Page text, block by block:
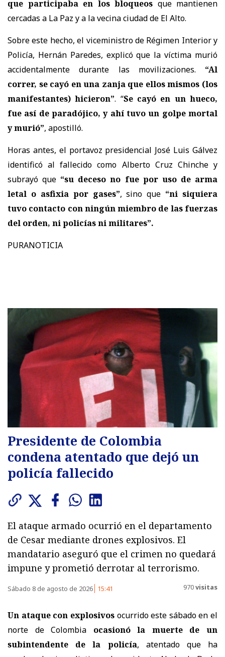
que participaba en los bloqueos que mantienen
cercadas a La Paz y a la vecina ciudad de El Alto.
Sobre este hecho, el viceministro de Régimen Interior y
Policía, Hernán Paredes, explicó que la víctima murió
accidentalmente durante las movilizaciones. “Al
correr, se cayó en una zanja que ellos mismos (los
manifestantes) hicieron”. “Se cayó en un hueco,
fue así de paradójico, y ahí tuvo un golpe mortal
y murió”, apostilló.
Horas antes, el portavoz presidencial José Luis Gálvez
identificó al fallecido como Alberto Cruz Chinche y
subrayó que “su deceso no fue por uso de arma
letal o asfixia por gases”, sino que “ni siquiera
tuvo contacto con ningún miembro de las fuerzas
del orden, ni policías ni militares”.
PURANOTICIA
Presidente de Colombia
condena atentado que dejó un
policía fallecido
El ataque armado ocurrió en el departamento
de Cesar mediante drones explosivos. El
mandatario aseguró que el crimen no quedará
impune y prometió derrotar al terrorismo.
Sábado 8 de agosto de 2026 15:41 970visitas
Un ataque con explosivosocurrido este sábado en el
norte de Colombia ocasionó la muerte de un
subintendente de la policía, atentado que ha